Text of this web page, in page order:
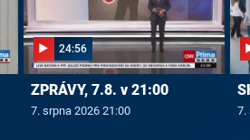
24:56
ZPRÁVY, 7.8. v 21:00
7. srpna 2026 21:00 7.